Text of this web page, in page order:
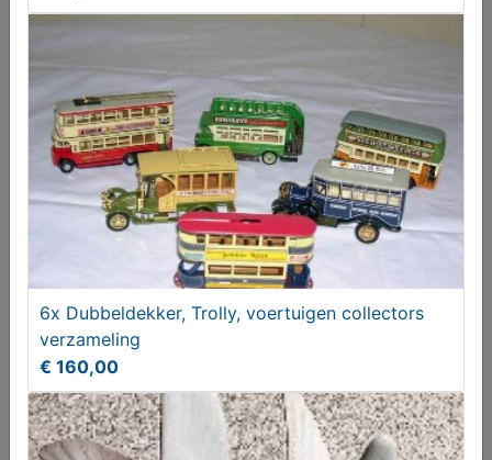
2x Van der Graaf Mercedes Lion Car 1:50
Vanaf € 35,00
6x Dubbeldekker, Trolly, voertuigen collectors
verzameling
€ 160,00